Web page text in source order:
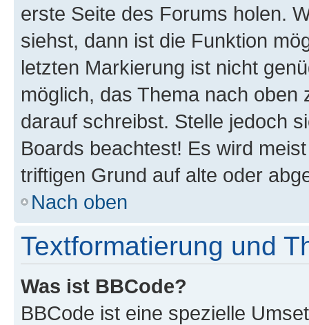
erste Seite des Forums holen.
siehst, dann ist die Funktion
letzten Markierung ist nicht
möglich, das Thema nach oben
darauf schreibst. Stelle jedoch
Boards beachtest! Es wird
triftigen Grund auf alte oder
Nach oben
Textformatierung und
Was ist BBCode?
BBCode ist eine spezielle